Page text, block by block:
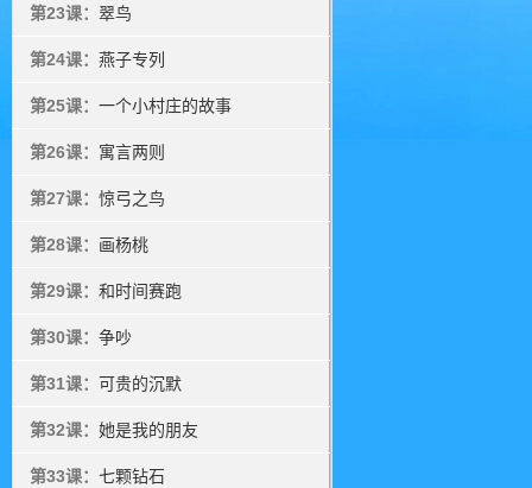
第23课： 翠鸟
第24课： 燕子专列
第25课： 一个小村庄的故事
第26课： 寓言两则
第27课： 惊弓之鸟
第28课： 画杨桃
第29课： 和时间赛跑
第30课： 争吵
第31课： 可贵的沉默
第32课： 她是我的朋友
第33课： 七颗钻石